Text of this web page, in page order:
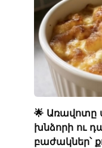
🌟 Առավոտը
խնձորի ու
բաժակներ՝